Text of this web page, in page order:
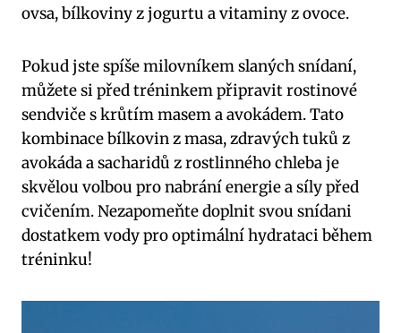
ovsa, bílkoviny z jogurtu a vitaminy z ovoce.
Pokud jste spíše milovníkem slaných snídaní,
můžete si před tréninkem připravit rostinové
sendviče s krůtím masem a avokádem. Tato
kombinace bílkovin z masa, zdravých tuků z
avokáda a sacharidů z rostlinného chleba je
skvělou volbou pro nabrání energie a síly před
cvičením. Nezapomeňte doplnit svou snídani
dostatkem vody pro optimální hydrataci během
tréninku!